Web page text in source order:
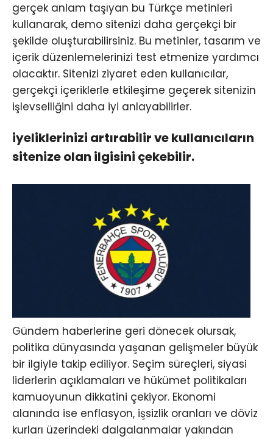
gerçek anlam taşıyan bu Türkçe metinleri
kullanarak, demo sitenizi daha gerçekçi bir
şekilde oluşturabilirsiniz. Bu metinler, tasarım ve
içerik düzenlemelerinizi test etmenize yardımcı
olacaktır. Sitenizi ziyaret eden kullanıcılar,
gerçekçi içeriklerle etkileşime geçerek sitenizin
işlevselliğini daha iyi anlayabilirler.
iyeliklerinizi artırabilir ve kullanıcıların
sitenize olan ilgisini çekebilir.
Gündem haberlerine geri dönecek olursak,
politika dünyasında yaşanan gelişmeler büyük
bir ilgiyle takip ediliyor. Seçim süreçleri, siyasi
liderlerin açıklamaları ve hükümet politikaları
kamuoyunun dikkatini çekiyor. Ekonomi
alanında ise enflasyon, işsizlik oranları ve döviz
kurları üzerindeki dalgalanmalar yakından